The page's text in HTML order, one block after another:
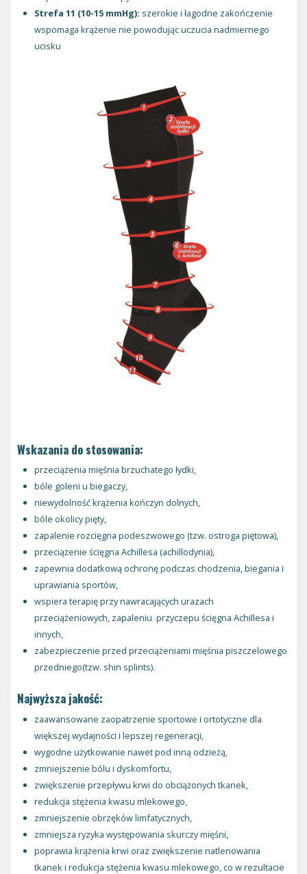
Strefa 11 (10-15 mmHg): szerokie i łagodne zakończenie
wspomaga krążenie nie powodując uczucia nadmiernego
ucisku
Wskazania do stosowania:
przeciążenia mięśnia brzuchatego łydki,
bóle goleni u biegaczy,
niewydolność krążenia kończyn dolnych,
bóle okolicy pięty,
zapalenie rozcięgna podeszwowego (tzw. ostroga piętowa),
przeciążenie ścięgna Achillesa (achillodynia),
zapewnia dodatkową ochronę podczas chodzenia, biegania i
uprawiania sportów,
wspiera terapię przy nawracających urazach
przeciążeniowych, zapaleniu przyczepu ścięgna Achillesa i
innych,
zabezpieczenie przed przeciążeniami mięśnia piszczelowego
przedniego(tzw. shin splints).
Najwyższa jakość:
zaawansowane zaopatrzenie sportowe i ortotyczne dla
większej wydajności i lepszej regeneracji,
wygodne użytkowanie nawet pod inną odzieżą,
zmniejszenie bólu i dyskomfortu,
zwiększenie przepływu krwi do obciążonych tkanek,
redukcja stężenia kwasu mlekowego,
zmniejszenie obrzęków limfatycznych,
zmniejsza ryzyka występowania skurczy mięśni,
poprawia krążenia krwi oraz zwiększenie natlenowania
tkanek i redukcja stężenia kwasu mlekowego, co w rezultacie